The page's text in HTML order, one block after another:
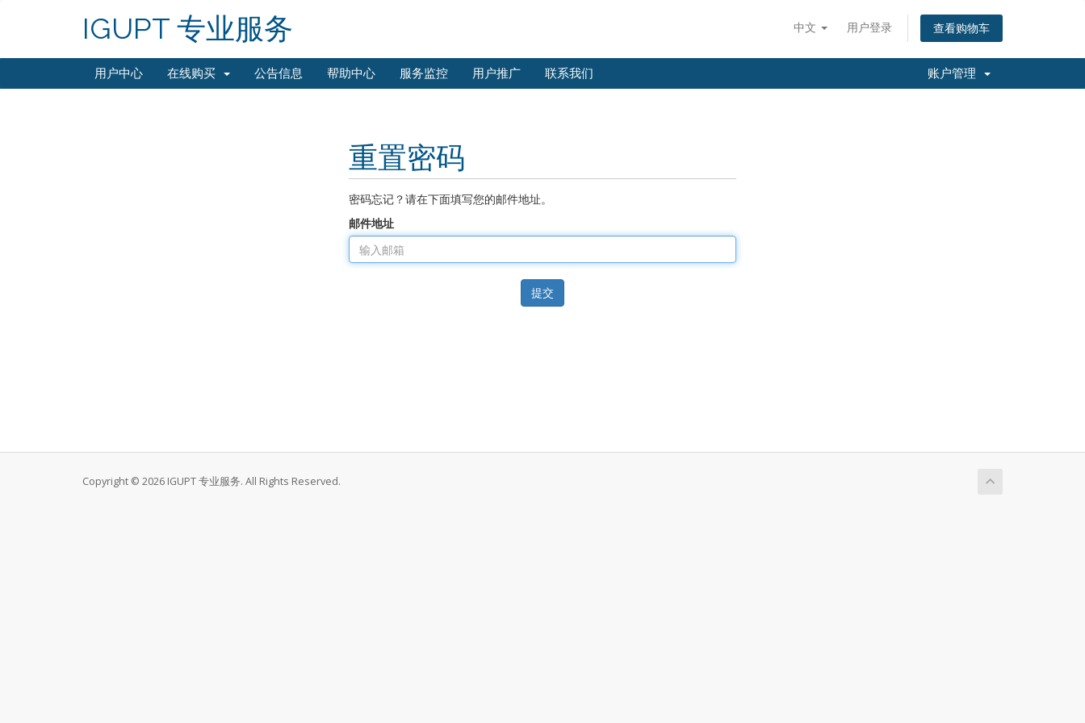
中文 用户登录 查看购物车
IGUPT 专业服务
用户中心 在线购买 公告信息 帮助中心 服务监控 用户推广 联系我们 账户管理
重置密码
密码忘记？请在下面填写您的邮件地址。
邮件地址
提交
Copyright © 2026 IGUPT 专业服务. All Rights Reserved.